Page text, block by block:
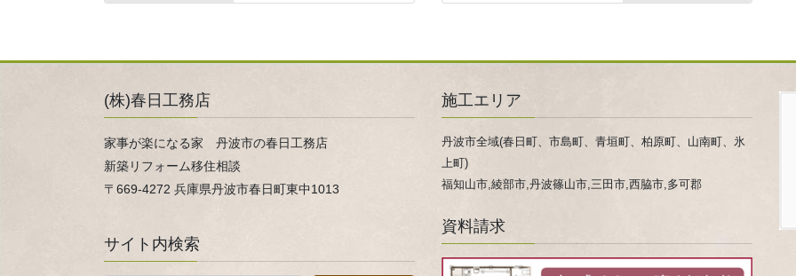
(株)春日工務店
家事が楽になる家 丹波市の春日工務店
新築リフォーム移住相談
〒669-4272 兵庫県丹波市春日町東中1013
サイト内検索
施工エリア
丹波市全域(春日町、市島町、青垣町、柏原町、山南町、氷
上町)
福知山市,綾部市,丹波篠山市,三田市,西脇市,多可郡
資料請求